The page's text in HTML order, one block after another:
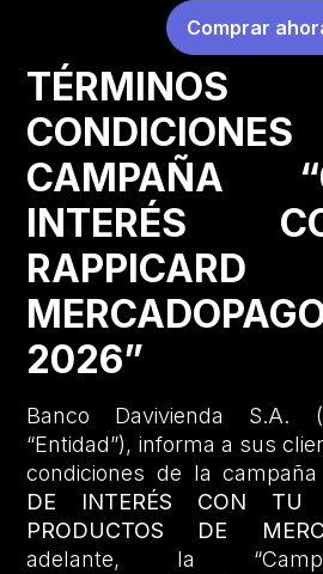
Comprar
CAMPAÑA
INTERÉS
2026”
Banco Davivienda S.A.
“Entidad”), informa a sus
condiciones de la campaña
DE INTERÉS CON TU
PRODUCTOS DE
adelante, la